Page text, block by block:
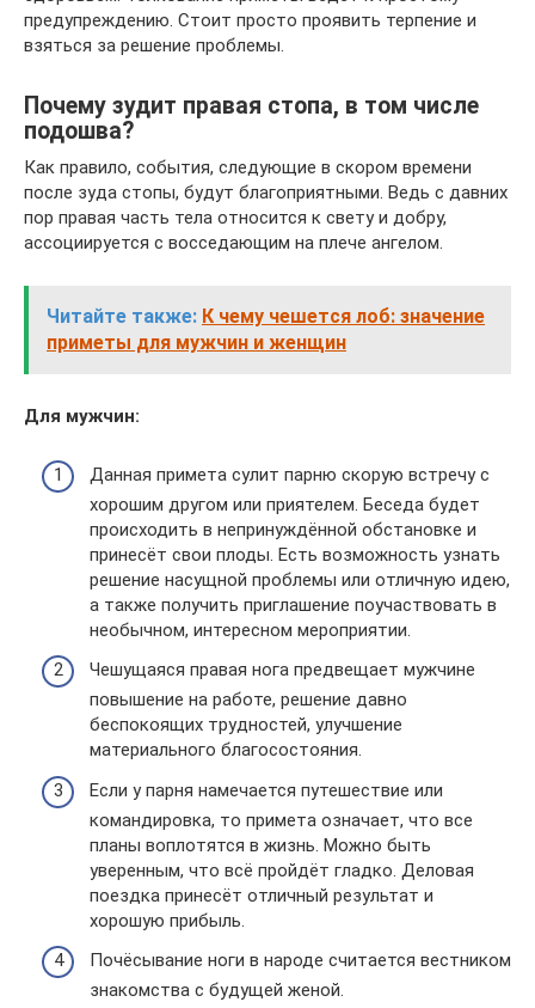
предупреждению. Стоит просто проявить терпение и
взяться за решение проблемы.
Почему зудит правая стопа, в том числе
подошва?
Как правило, события, следующие в скором времени
после зуда стопы, будут благоприятными. Ведь с давних
пор правая часть тела относится к свету и добру,
ассоциируется с восседающим на плече ангелом.
Читайте также: К чему чешется лоб: значение
приметы для мужчин и женщин
Для мужчин:
Данная примета сулит парню скорую встречу с
хорошим другом или приятелем. Беседа будет
происходить в непринуждённой обстановке и
принесёт свои плоды. Есть возможность узнать
решение насущной проблемы или отличную идею,
а также получить приглашение поучаствовать в
необычном, интересном мероприятии.
Чешущаяся правая нога предвещает мужчине
повышение на работе, решение давно
беспокоящих трудностей, улучшение
материального благосостояния.
Если у парня намечается путешествие или
командировка, то примета означает, что все
планы воплотятся в жизнь. Можно быть
уверенным, что всё пройдёт гладко. Деловая
поездка принесёт отличный результат и
хорошую прибыль.
Почёсывание ноги в народе считается вестником
знакомства с будущей женой.